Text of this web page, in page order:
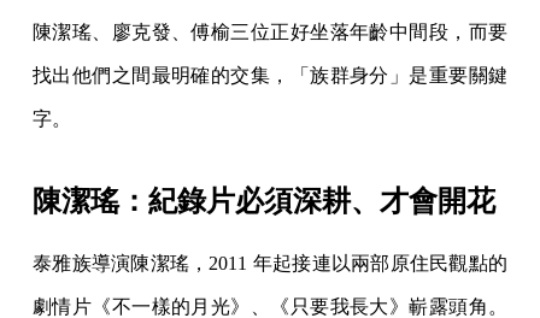
陳潔瑤、廖克發、傅榆三位正好坐落年齡中間段，而要
找出他們之間最明確的交集，「族群身分」是重要關鍵
字。
陳潔瑤：紀錄片必須深耕、才會開花
泰雅族導演陳潔瑤，2011 年起接連以兩部原住民觀點的
劇情片《不一樣的月光》、《只要我長大》嶄露頭角。